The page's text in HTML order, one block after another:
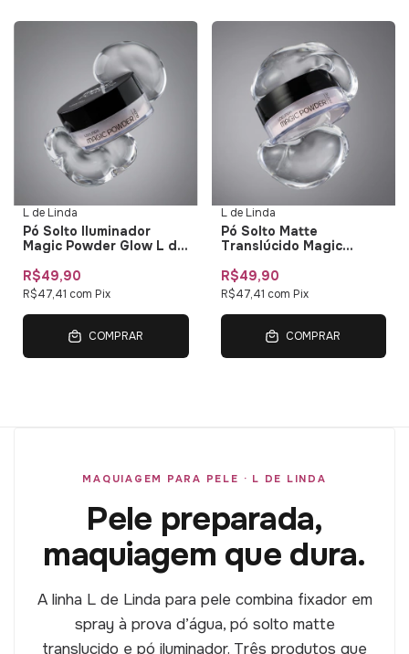
L de Linda
Pó Solto Iluminador
Magic Powder Glow L de
R$49,90
R$47,41 com Pix
COMPRAR
L de Linda
Pó Solto Matte
Translúcido Magic
Linda
R$49,90
R$47,41 com Pix
COMPRAR
MAQUIAGEM PARA PELE · L DE LINDA
Pele preparada,
maquiagem que dura.
A linha L de Linda para pele combina fixador em
spray à prova d’água, pó solto matte
translucido e pó iluminador. Três produtos que